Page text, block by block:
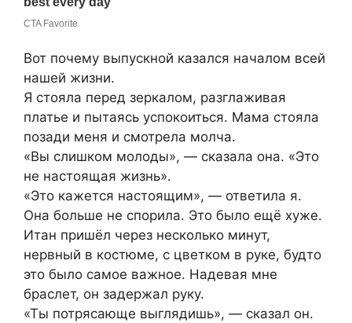
Вот почему выпускной казался началом всей
нашей жизни.
Я стояла перед зеркалом, разглаживая
платье и пытаясь успокоиться. Мама стояла
позади меня и смотрела молча.
«Вы слишком молоды», — сказала она. «Это
не настоящая жизнь».
«Это кажется настоящим», — ответила я.
Она больше не спорила. Это было ещё хуже.
Итан пришёл через несколько минут,
нервный в костюме, с цветком в руке, будто
это было самое важное. Надевая мне
браслет, он задержал руку.
«Ты потрясающе выглядишь», — сказал он.